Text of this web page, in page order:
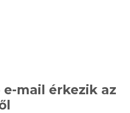
mail érkezik az